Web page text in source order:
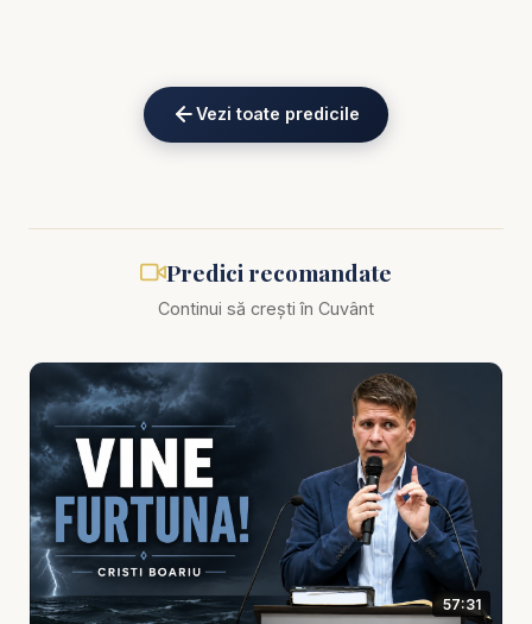
încredere în sine. Omul cade atunci când încearcă
să lupte singur. Biruința vine atunci când sufletul se
Hristos nu doar ne cheamă la biruință, ci El Însuși
este biruința noastră.
Predica scoate în evidență faptul că ispitele,
maturizare spirituală. Dumnezeu nu îngăduie lupta
ca să ne distrugă, ci ca să ne învețe credința
adevărată, răbdarea, smerenia și încrederea. În
fiecare încercare, omul poate alege să se lase
doborât de frică sau să se ridice prin promisiunile
lui Dumnezeu.
Această temă este esențială pentru cei care simt
Vezi toate predicile
Predici recomandate
Continui să crești în Cuvânt
57:31